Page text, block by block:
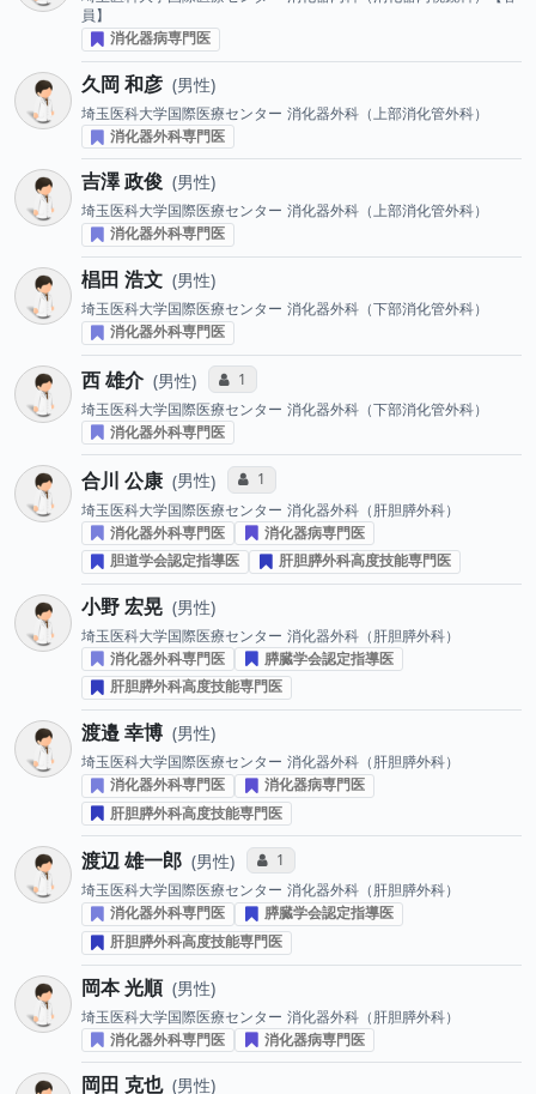
員】
消化器病専門医
久岡 和彦 男性
埼玉医科大学国際医療センター 消化器外科（上部消化管外科）
消化器外科専門医
吉澤 政俊 男性
埼玉医科大学国際医療センター 消化器外科（上部消化管外科）
消化器外科専門医
椙田 浩文 男性
埼玉医科大学国際医療センター 消化器外科（下部消化管外科）
消化器外科専門医
西 雄介 男性 コミュニケーション・タイプ投票数
1
埼玉医科大学国際医療センター 消化器外科（下部消化管外科）
消化器外科専門医
合川 公康 男性 コミュニケーション・タイプ投票数
1
埼玉医科大学国際医療センター 消化器外科（肝胆膵外科）
消化器外科専門医
消化器病専門医
胆道学会認定指導医
肝胆膵外科高度技能専門医
小野 宏晃 男性
埼玉医科大学国際医療センター 消化器外科（肝胆膵外科）
消化器外科専門医
膵臓学会認定指導医
肝胆膵外科高度技能専門医
渡邉 幸博 男性
埼玉医科大学国際医療センター 消化器外科（肝胆膵外科）
消化器外科専門医
消化器病専門医
肝胆膵外科高度技能専門医
渡辺 雄一郎 男性 コミュニケーション・タイプ投票数
1
埼玉医科大学国際医療センター 消化器外科（肝胆膵外科）
消化器外科専門医
膵臓学会認定指導医
肝胆膵外科高度技能専門医
岡本 光順 男性
埼玉医科大学国際医療センター 消化器外科（肝胆膵外科）
消化器外科専門医
消化器病専門医
岡田 克也 男性